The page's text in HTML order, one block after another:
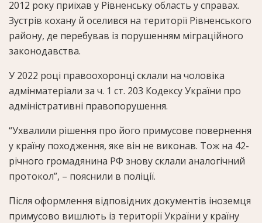
2012 року приїхав у Рівненську область у справах.
Зустрів кохану й оселився на території Рівненського
району, де перебував із порушенням міграційного
законодавства.
У 2022 році правоохоронці склали на чоловіка
адмінматеріали за ч. 1 ст. 203 Кодексу України про
адміністративні правопорушення.
“Ухвалили рішення про його примусове повернення
у країну походження, яке він не виконав. Тож на 42-
річного громадянина РФ знову склали аналогічний
протокол”, – пояснили в поліції.
Після оформлення відповідних документів іноземця
примусово вишлють із території України у країну